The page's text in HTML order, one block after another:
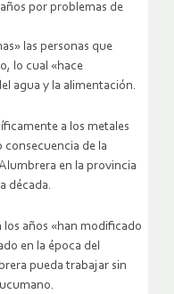
por problemas de
las personas que
lo cual «hace
agua y la alimentación.
a los metales
consecuencia de la
en la provincia
década.
años «han modificado
en la época del
pueda trabajar sin